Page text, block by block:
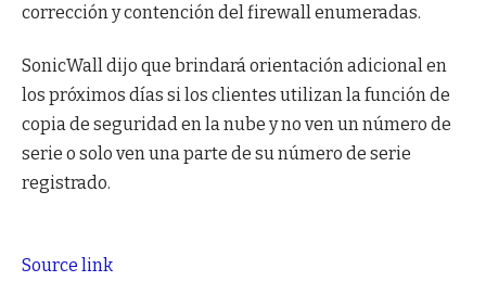
corrección y contención del firewall enumeradas.
SonicWall dijo que brindará orientación adicional en
los próximos días si los clientes utilizan la función de
copia de seguridad en la nube y no ven un número de
serie o solo ven una parte de su número de serie
registrado.
Source link